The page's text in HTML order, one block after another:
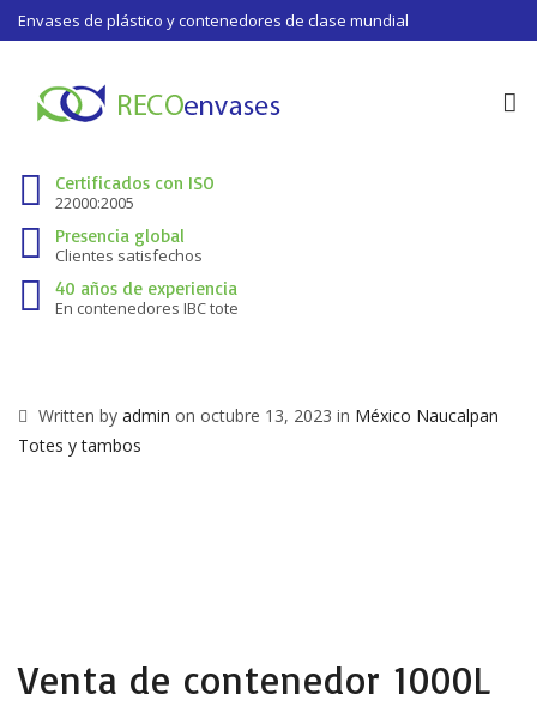
Envases de plástico y contenedores de clase mundial
Certificados con ISO
22000:2005
Presencia global
Clientes satisfechos
40 años de experiencia
En contenedores IBC tote
Written by admin on octubre 13, 2023 in México Naucalpan
Totes y tambos
Venta de contenedor 1000L